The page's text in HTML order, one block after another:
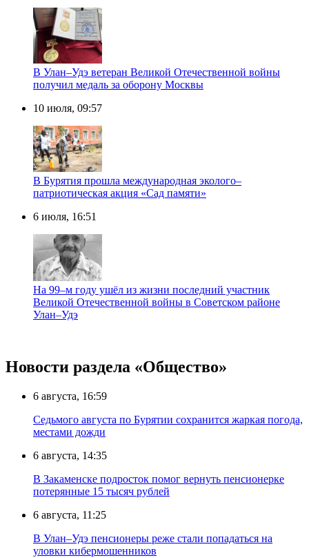
В Улан–Удэ ветеран Великой Отечественной войны
получил медаль за оборону Москвы
10 июля, 09:57
В Бурятия прошла международная эколого–
патриотическая акция «Сад памяти»
6 июля, 16:51
На 99–м году ушёл из жизни последний участник
Великой Отечественной войны в Советском районе
Улан–Удэ
Новости раздела «Общество»
6 августа, 16:59
Седьмого августа по Бурятии сохранится жаркая погода,
местами дожди
6 августа, 14:35
В Закаменске подросток помог вернуть пенсионерке
потерянные 15 тысяч рублей
6 августа, 11:25
В Улан–Удэ пенсионеры реже стали попадаться на
уловки кибермошенников